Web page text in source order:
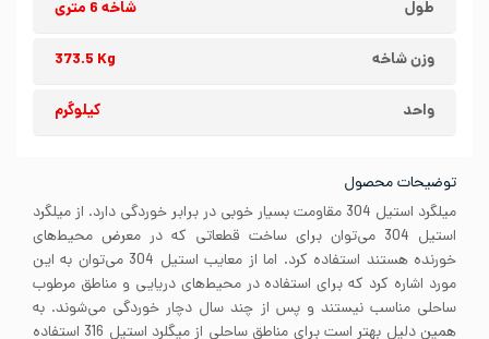
طول شاخه 6 متری
وزن شاخه 373.5 Kg
واحد کیلوگرم
توضیحات محصول
میلگرد استیل 304 مقاومت بسیار خوبی در برابر خوردگی دارد. از میلگرد
استیل 304 می‌توان برای ساخت قطعاتی که در معرض محیط‌های
خورنده هستند استفاده کرد. اما از معایب استیل 304 می‌توان به این
مورد اشاره کرد که برای استفاده در محیط‌های دریایی و مناطق مرطوب
ساحلی مناسب نیستند و پس از چند سال دچار خوردگی می‌شوند. به
همین دلیل بهتر است برای مناطق ساحلی از میگلرد استیل 316 استفاده